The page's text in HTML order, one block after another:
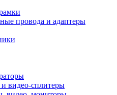
провода и адаптеры
видео-сплитеры